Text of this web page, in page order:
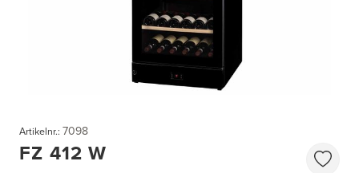
Artikelnr.: 7098
FZ 412 W